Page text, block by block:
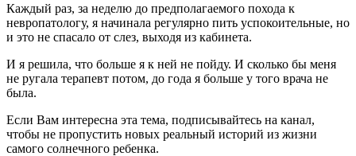
Каждый раз, за неделю до предполагаемого похода к
невропатологу, я начинала регулярно пить успокоительные, но
и это не спасало от слез, выходя из кабинета.
И я решила, что больше я к ней не пойду. И сколько бы меня
не ругала терапевт потом, до года я больше у того врача не
была.
Если Вам интересна эта тема, подписывайтесь на канал,
чтобы не пропустить новых реальный историй из жизни
самого солнечного ребенка.